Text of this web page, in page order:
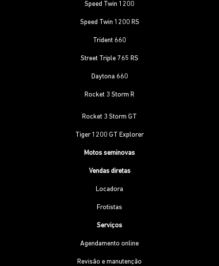
Speed Twin 1200
Speed Twin 1200 RS
Trident 660
Street Triple 765 RS
Daytona 660
Rocket 3 Storm R
Rocket 3 Storm GT
Tiger 1200 GT Explorer
Motos seminovas
Vendas diretas
Locadora
Frotistas
Serviços
Agendamento online
Revisão e manutenção